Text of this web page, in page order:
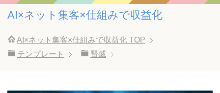
AI×ネット集客×仕組みで収益化
AI×ネット集客×仕組みで収益化 TOP
テンプレート
賢威